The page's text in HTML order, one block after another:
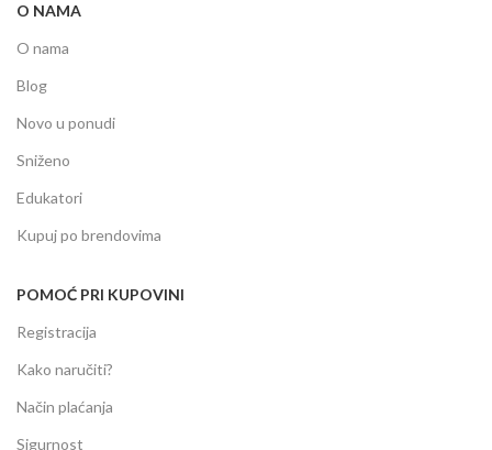
O NAMA
O nama
Blog
Novo u ponudi
Sniženo
Edukatori
Kupuj po brendovima
POMOĆ PRI KUPOVINI
Registracija
Kako naručiti?
Način plaćanja
Sigurnost